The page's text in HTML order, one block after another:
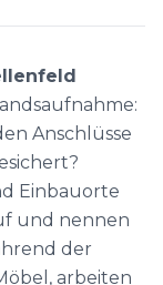
Anschlüsse
Einbauorte
und nennen
der
arbeiten